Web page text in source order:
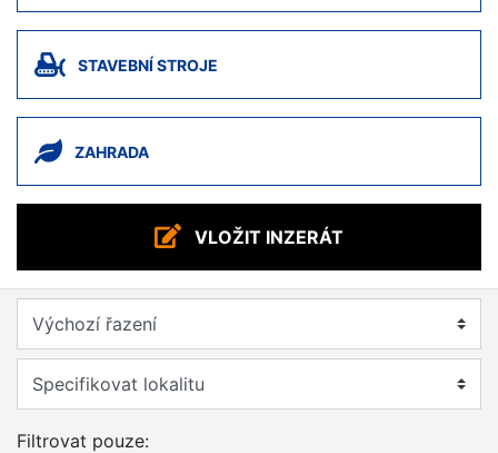
STAVEBNÍ STROJE
ZAHRADA
VLOŽIT INZERÁT
Specifikovat lokalitu
Filtrovat pouze: